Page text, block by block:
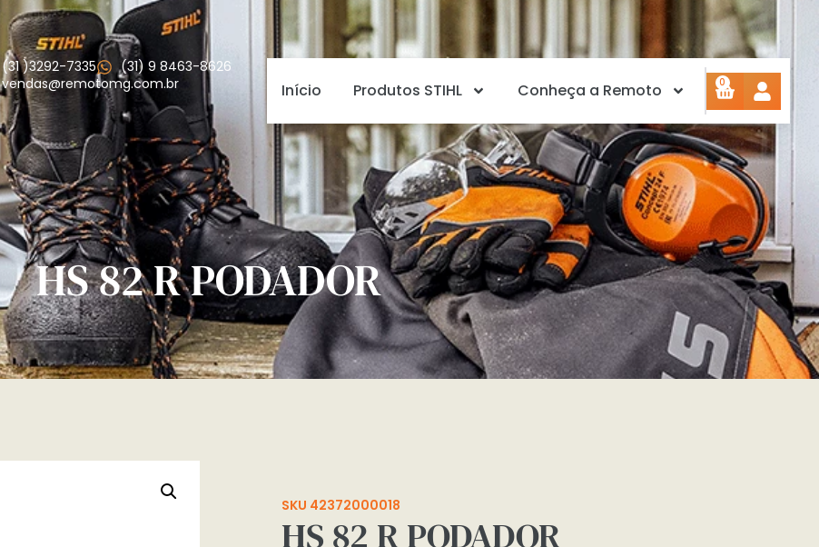
(31 )3292-7335
(31) 9 8463-8626
vendas@remotomg.com.br
Início Produtos STIHL Conheça a Remoto 0
HS 82 R PODADOR
SKU 42372000018
HS 82 R PODADOR